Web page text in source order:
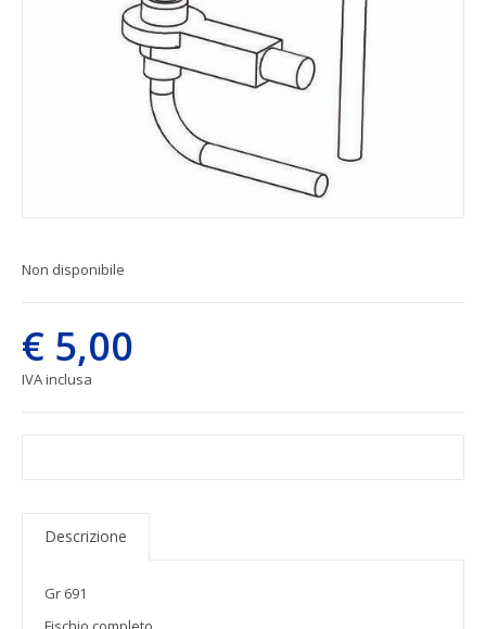
Non disponibile
€ 5,00
IVA inclusa
Descrizione
Gr 691